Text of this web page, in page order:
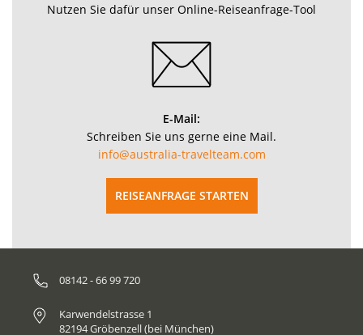
Nutzen Sie dafür unser Online-Reiseanfrage-Tool
E-Mail:
Schreiben Sie uns gerne eine Mail.
info@australia-travelteam.com
REISEANFRAGE STARTEN
08142 - 66 99 720
Karwendelstrasse 1
82194 Gröbenzell (bei München)